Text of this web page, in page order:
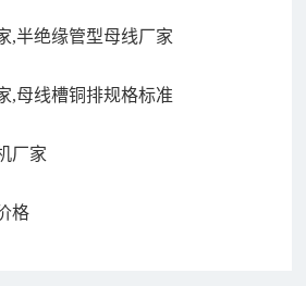
,半绝缘管型母线厂家
,母线槽铜排规格标准
厂家
格